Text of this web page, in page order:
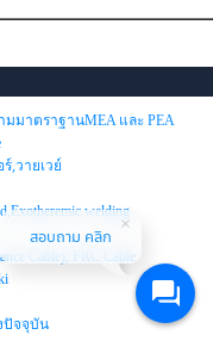
มาตราฐานMEA และ PEA
ร์,วายเวย์
welding
Cable), FRC Cable
ปัจจุบัน
สอบถาม คลิก